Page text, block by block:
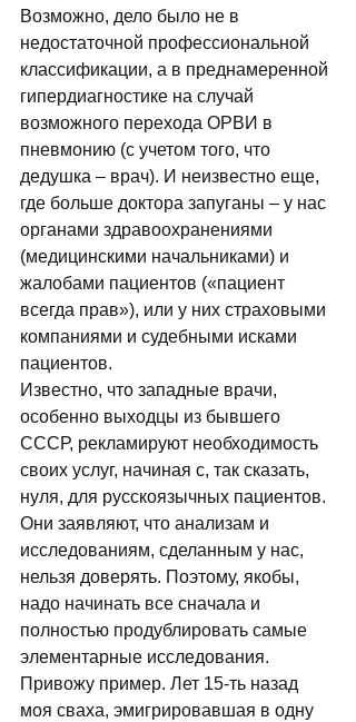
Возможно, дело было не в
недостаточной профессиональной
классификации, а в преднамеренной
гипердиагностике на случай
возможного перехода ОРВИ в
пневмонию (с учетом того, что
дедушка – врач). И неизвестно еще,
где больше доктора запуганы – у нас
органами здравоохранениями
(медицинскими начальниками) и
жалобами пациентов («пациент
всегда прав»), или у них страховыми
компаниями и судебными исками
пациентов.
Известно, что западные врачи,
особенно выходцы из бывшего
СССР, рекламируют необходимость
своих услуг, начиная с, так сказать,
нуля, для русскоязычных пациентов.
Они заявляют, что анализам и
исследованиям, сделанным у нас,
нельзя доверять. Поэтому, якобы,
надо начинать все сначала и
полностью продублировать самые
элементарные исследования.
Привожу пример. Лет 15-ть назад
моя сваха, эмигрировавшая в одну